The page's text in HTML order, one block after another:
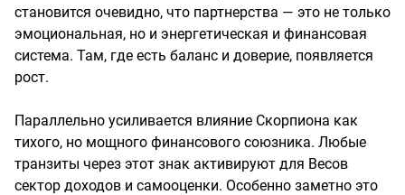
становится очевидно, что партнерства — это не только
эмоциональная, но и энергетическая и финансовая
система. Там, где есть баланс и доверие, появляется
рост.
Параллельно усиливается влияние Скорпиона как
тихого, но мощного финансового союзника. Любые
транзиты через этот знак активируют для Весов
сектор доходов и самооценки. Особенно заметно это